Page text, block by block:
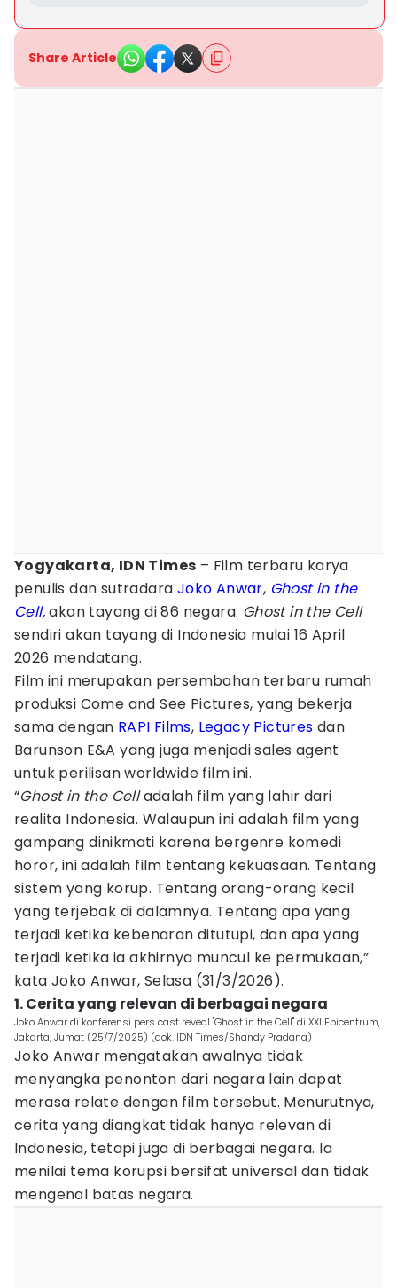
Share Article
Yogyakarta, IDN Times – Film terbaru karya
penulis dan sutradara Joko Anwar, Ghost in the
Cell,akan tayang di 86 negara. Ghost in the Cell
sendiri akan tayang di Indonesia mulai 16 April
2026 mendatang.
Film ini merupakan persembahan terbaru rumah
produksi Come and See Pictures, yang bekerja
sama dengan RAPI Films, Legacy Pictures dan
Barunson E&A yang juga menjadi sales agent
untuk perilisan worldwide film ini.
“Ghost in the Celladalah film yang lahir dari
realita Indonesia. Walaupun ini adalah film yang
gampang dinikmati karena bergenre komedi
horor, ini adalah film tentang kekuasaan. Tentang
sistem yang korup. Tentang orang-orang kecil
yang terjebak di dalamnya. Tentang apa yang
terjadi ketika kebenaran ditutupi, dan apa yang
terjadi ketika ia akhirnya muncul ke permukaan,”
kata Joko Anwar, Selasa (31/3/2026).
1. Cerita yang relevan di berbagai negara
Joko Anwar di konferensi pers cast reveal "Ghost in the Cell" di XXI Epicentrum,
Jakarta, Jumat (25/7/2025) (dok. IDN Times/Shandy Pradana)
Joko Anwar mengatakan awalnya tidak
menyangka penonton dari negara lain dapat
merasa relate dengan film tersebut. Menurutnya,
cerita yang diangkat tidak hanya relevan di
Indonesia, tetapi juga di berbagai negara. Ia
menilai tema korupsi bersifat universal dan tidak
mengenal batas negara.